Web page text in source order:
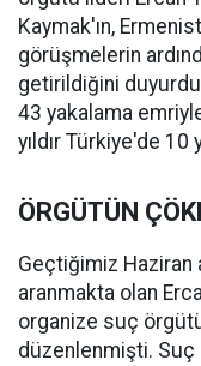
Kaymak'ın,
görüşmelerin
getirildiğini duyurdu.
43 yakalama
yıldır Türkiye'de 10
ÖRGÜTÜN
Geçtiğimiz Haziran
aranmakta olan
organize suç
düzenlenmişti. Suç